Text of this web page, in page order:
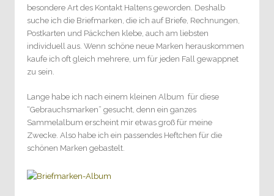
besondere Art des Kontakt Haltens geworden. Deshalb
suche ich die Briefmarken, die ich auf Briefe, Rechnungen,
Postkarten und Päckchen klebe, auch am liebsten
individuell aus. Wenn schöne neue Marken herauskommen
kaufe ich oft gleich mehrere, um für jeden Fall gewappnet
zu sein.
Lange habe ich nach einem kleinen Album für diese
“Gebrauchsmarken” gesucht, denn ein ganzes
Sammelalbum erscheint mir etwas groß für meine
Zwecke. Also habe ich ein passendes Heftchen für die
schönen Marken gebastelt.